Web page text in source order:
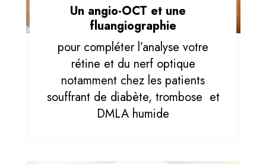
Un angio-OCT et une
fluangiographie
pour compléter l’analyse votre
rétine et du nerf optique
notamment chez les patients
souffrant de diabète, trombose et
DMLA humide